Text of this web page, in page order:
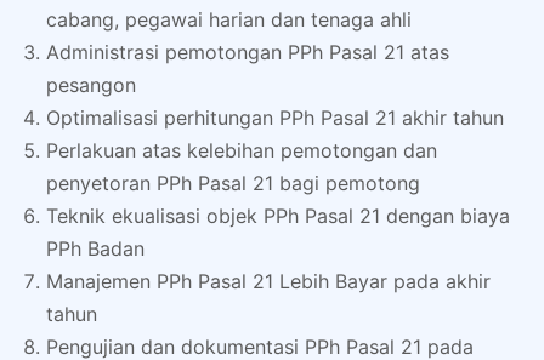
cabang, pegawai harian dan tenaga ahli
Administrasi pemotongan PPh Pasal 21 atas
pesangon
Optimalisasi perhitungan PPh Pasal 21 akhir tahun
Perlakuan atas kelebihan pemotongan dan
penyetoran PPh Pasal 21 bagi pemotong
Teknik ekualisasi objek PPh Pasal 21 dengan biaya
PPh Badan
Manajemen PPh Pasal 21 Lebih Bayar pada akhir
tahun
Pengujian dan dokumentasi PPh Pasal 21 pada